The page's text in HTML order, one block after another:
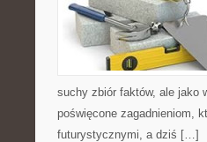
suchy zbiór faktów, ale jako
poświęcone zagadnieniom,
futurystycznymi, a dziś […]